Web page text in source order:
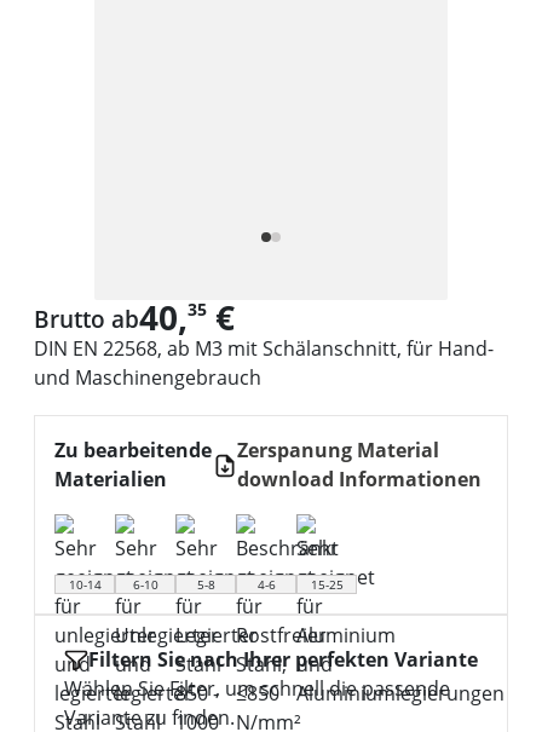
Brutto ab40,35 €
DIN EN 22568, ab M3 mit Schälanschnitt, für Hand-
und Maschinengebrauch
Zu bearbeitende
Materialien
Zerspanung Material
download Informationen
10-14 6-10 5-8 4-6 15-25
Filtern Sie nach Ihrer perfekten Variante
Wählen Sie Filter, um schnell die passende
Variante zu finden.